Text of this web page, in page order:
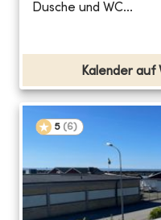
Dusche und WC...
Kalender
5 (6)